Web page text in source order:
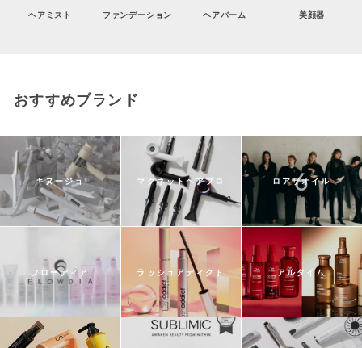
ヘアミスト ファンデーション ヘアバーム 美顔器
おすすめブランド
キヌージョ マグネットヘアプロ ロアザオイル
フローディア ラッシュアディクト アルタイム